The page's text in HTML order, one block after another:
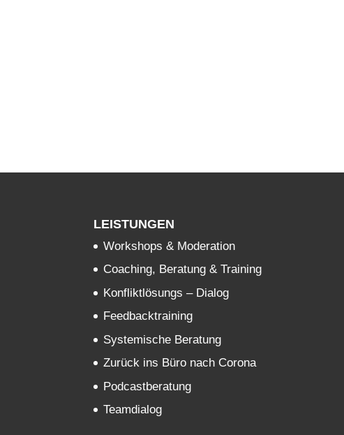
LEISTUNGEN
Workshops & Moderation
Coaching, Beratung & Training
Konfliktlösungs – Dialog
Feedbacktraining
Systemische Beratung
Zurück ins Büro nach Corona
Podcastberatung
Teamdialog